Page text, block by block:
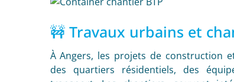
🚧 Travaux urbains et
À Angers, les projets de construction
des quartiers résidentiels, des